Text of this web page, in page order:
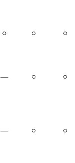
○ ○ ○
― ○ ○
― ○ ○